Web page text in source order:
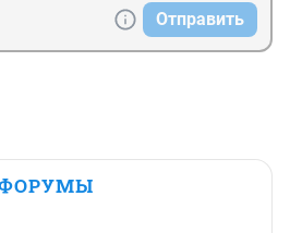
Отправить